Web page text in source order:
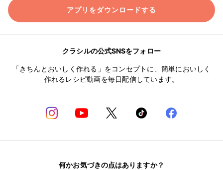
アプリをダウンロードする
クラシルの公式SNSをフォロー
「きちんとおいしく作れる」をコンセプトに、簡単においしく
作れるレシピ動画を毎日配信しています。
何かお気づきの点はありますか？